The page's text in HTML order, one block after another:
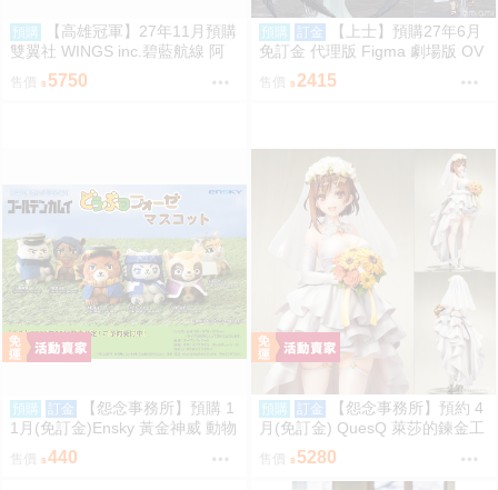
預購
【高雄冠軍】27年11月預購
雙翼社 WINGS inc.碧藍航線 阿
爾比恩 銀月下的夜之眷屬 1/7 免
訂金
售價 5750
預購 訂金
【上士】預購27年6月
免訂金 代理版 Figma 劇場版 OV
ERLORD 聖王國篇 雅兒貝德
售價 2415
預購 訂金
【怨念事務所】預購 1
1月(免訂金)Ensky 黃金神威 動物
模樣坐姿娃吊飾 布偶 第1彈 6款
分售 三次再販 0816
440
預購 訂金
【怨念事務所】預約 4
月(免訂金) QuesQ 萊莎的鍊金工
房 萊莎琳 斯托特 婚紗禮服Ver 1/
7 1025
5280